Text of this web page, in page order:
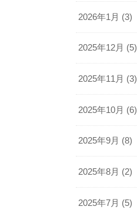
2026年1月 (3)
2025年12月 (5)
2025年11月 (3)
2025年10月 (6)
2025年9月 (8)
2025年8月 (2)
2025年7月 (5)